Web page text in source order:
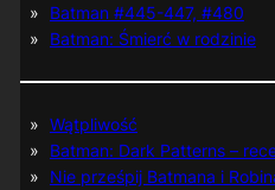
Batman #445-447, #480
Batman: Śmierć w rodzinie
Wątpliwość
Batman: Dark Patterns –
Nie prześpij Batmana i